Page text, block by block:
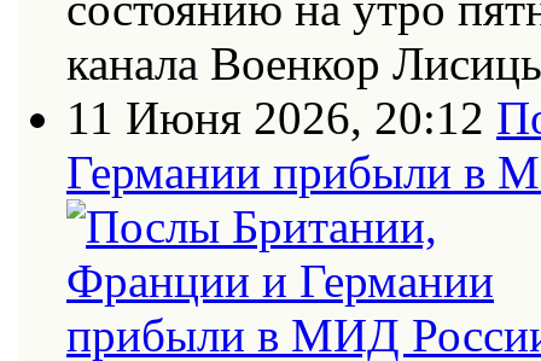
канала Военкор
11 Июня 2026, 20:12
Германии прибыли в